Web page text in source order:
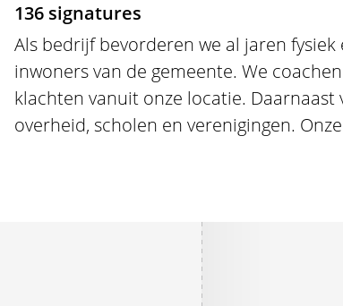
136 signatures
Als bedrijf bevorderen we al jaren
inwoners van de gemeente. We
klachten vanuit onze locatie.
overheid, scholen en verenigingen.